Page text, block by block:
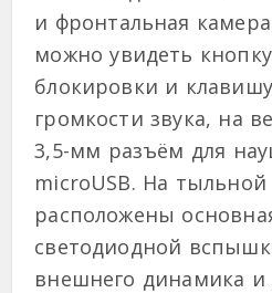
и фронтальная
можно увидеть
блокировки и
громкости звука, на
3,5-мм разъём для
microUSB. На тыльной
расположены
светодиодной
внешнего динамика и